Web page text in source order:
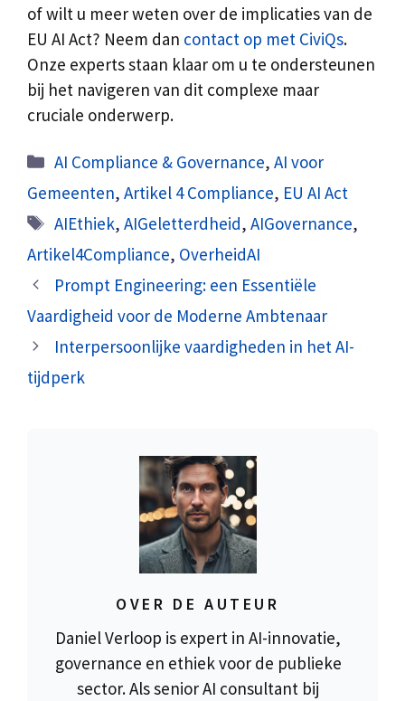
of wilt u meer weten over de implicaties van de
EU AI Act? Neem dan contact op met CiviQs.
Onze experts staan klaar om u te ondersteunen
bij het navigeren van dit complexe maar
cruciale onderwerp.
Categorieën
AI Compliance & Governance,AI voor
Gemeenten, Artikel 4 Compliance, EU AI Act
Tags
AIEthiek,AIGeletterdheid,AIGovernance,
Artikel4Compliance, OverheidAI
Prompt Engineering: een Essentiële
Vaardigheid voor de Moderne Ambtenaar
Interpersoonlijke vaardigheden in het AI-
tijdperk
OVER DE AUTEUR
Daniel Verloop is expert in AI-innovatie,
governance en ethiek voor de publieke
sector. Als senior AI consultant bij